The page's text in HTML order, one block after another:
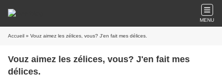
MENU
Accueil » Vouz aimez les zélices, vous? J'en fait mes délices.
Vouz aimez les zélices, vous? J'en fait mes
délices.